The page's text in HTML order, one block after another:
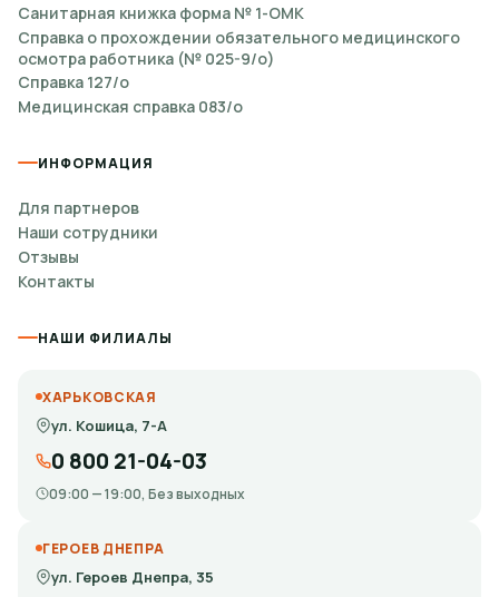
Санитарная книжка форма № 1-ОМК
Справка о прохождении обязательного медицинского
осмотра работника (№ 025-9/о)
Справка 127/о
Медицинская справка 083/о
ИНФОРМАЦИЯ
Для партнеров
Наши сотрудники
Отзывы
Контакты
НАШИ ФИЛИАЛЫ
ХАРЬКОВСКАЯ
ул. Кошица, 7-А
0 800 21-04-03
09:00 — 19:00, Без выходных
ГЕРОЕВ ДНЕПРА
ул. Героев Днепра, 35